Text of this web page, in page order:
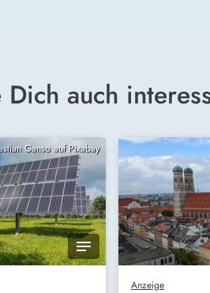
Dich auch
Ganso auf Pixabay
Anzeige